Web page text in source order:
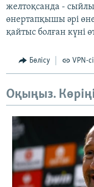
желтоқсанда -
өнертапқышы әрі
қайтыс болған күні
Бөлісу VPN-
Оқыңыз.